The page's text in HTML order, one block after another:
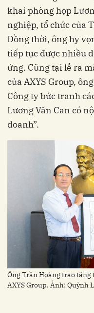
khai phòng họp
nghiệp, tổ chức của
Đồng thời, ông hy
tiếp tục được nhiều
ứng. Cũng tại lễ ra
của AXYS Group,
Công ty bức tranh
Lương Văn Can có
doanh”.
Ông Trần Hoàng trao tặng
AXYS Group. Ảnh: Quỳnh